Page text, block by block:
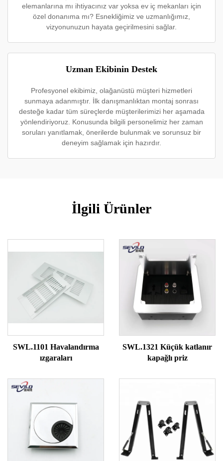
elemanlarına mı ihtiyacınız var yoksa ev iç mekanları için
özel donanıma mı? Esnekliğimiz ve uzmanlığımız,
vizyonunuzun hayata geçirilmesini sağlar.
Uzman Ekibinin Destek
Profesyonel ekibimiz, olağanüstü müşteri hizmetleri
sunmaya adanmıştır. İlk danışmanlıktan montaj sonrası
desteğe kadar tüm süreçlerde müşterilerimizi her aşamada
yönlendiriyoruz. Konusunda bilgili personelimiz her zaman
soruları yanıtlamak, önerilerde bulunmak ve sorunsuz bir
deneyim sağlamak için hazırdır.
İlgili Ürünler
SWL.1101 Havalandırma
ızgaraları
SWL.1321 Küçük katlanır
kapağlı priz